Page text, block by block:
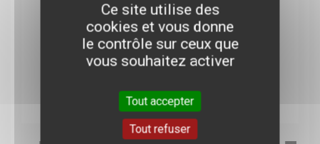
Ce site utilise des
cookies et vous donne
le contrôle sur ceux que
vous souhaitez activer
Tout accepter
Tout refuser